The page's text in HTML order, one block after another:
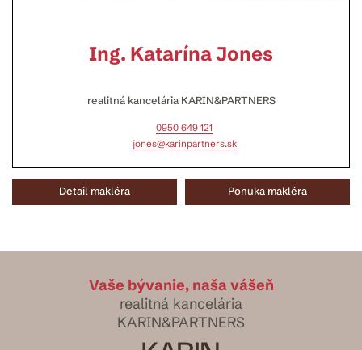
Ing. Katarína Jones
realitná kancelária KARIN&PARTNERS
0950 649 121
jones@karinpartners.sk
Detail makléra Ponuka makléra
Vaše bývanie, naša vášeň
realitná kancelária
KARIN&PARTNERS